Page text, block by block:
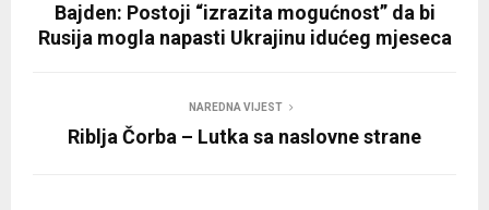
Bajden: Postoji “izrazita mogućnost” da bi
Rusija mogla napasti Ukrajinu idućeg mjeseca
NAREDNA VIJEST
Riblja Čorba – Lutka sa naslovne strane